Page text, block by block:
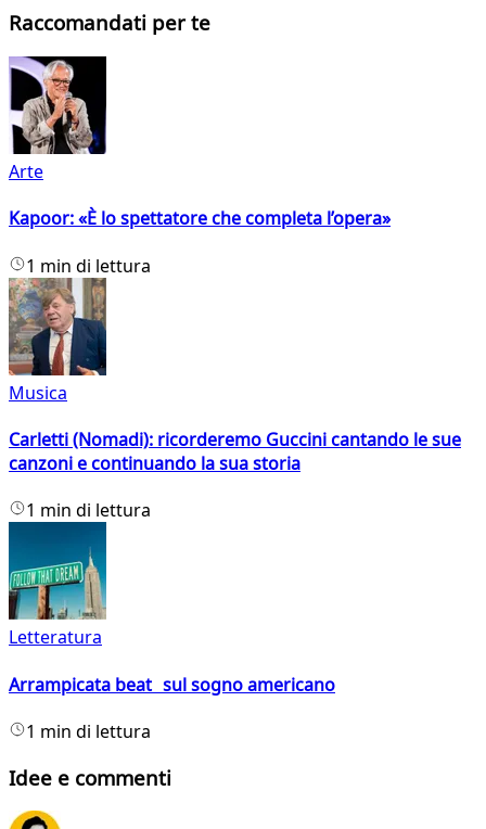
Raccomandati per te
Arte
Kapoor: «È lo spettatore che completa l’opera»
1 min di lettura
Musica
Carletti (Nomadi): ricorderemo Guccini cantando le sue
canzoni e continuando la sua storia
1 min di lettura
Letteratura
Arrampicata beat sul sogno americano
1 min di lettura
Idee e commenti